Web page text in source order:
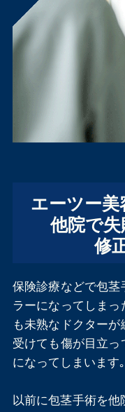
エーツー美
他院で
修
保険診療などで包茎
ラーになってしま
も未熟なドクター
受けても傷が目立
になってしまいます｡
以前に包茎手術を他